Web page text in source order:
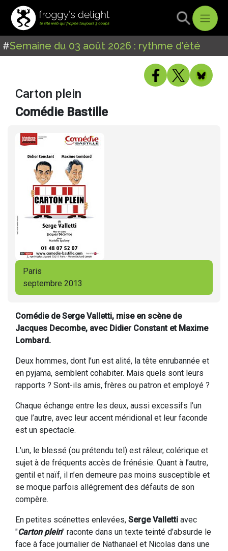
#Semaine du 03 août 2026 : rythme d'été
Carton plein
Comédie Bastille
Paris
septembre 2013
Comédie de Serge Valletti, mise en scène de
Jacques Decombe, avec Didier Constant et Maxime
Lombard.
Deux hommes, dont l’un est alité, la tête enrubannée et
en pyjama, semblent cohabiter. Mais quels sont leurs
rapports ? Sont-ils amis, frères ou patron et employé ?
Chaque échange entre les deux, aussi excessifs l’un
que l’autre, avec leur accent méridional et leur faconde
est un spectacle.
L’un, le blessé (ou prétendu tel) est râleur, colérique et
sujet à de fréquents accès de frénésie. Quant à l’autre,
gentil et naïf, il n’en demeure pas moins susceptible et
se moque parfois allégrement des défauts de son
compère.
En petites scénettes enlevées, Serge Valletti avec
"Carton plein" raconte dans un texte teinté d’absurde le
face à face journalier de Nathanaël et Nicolas dans une